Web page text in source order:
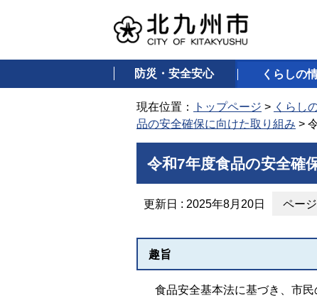
防災・安全安心 くらしの
現在位置： トップページ > くらし
品の安全確保に向けた取り組み >
令和7年度食品の安全確
更新日 : 2025年8月20日 ペー
趣旨
食品安全基本法に基づき、市民